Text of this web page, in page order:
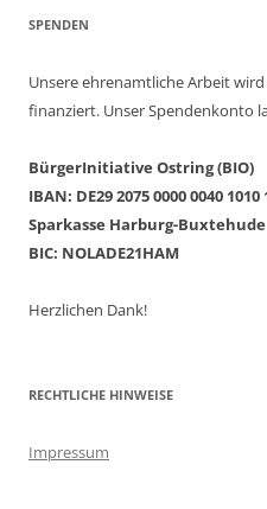
SPENDEN
Unsere ehrenamtliche Arbeit
finanziert. Unser Spendenkonto
BürgerInitiative Ostring (BIO)
IBAN: DE29 2075 0000 0040 1010
Sparkasse Harburg-Buxtehude
BIC: NOLADE21HAM
Herzlichen Dank!
RECHTLICHE HINWEISE
Impressum